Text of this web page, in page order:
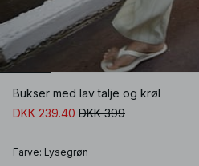
Bukser med lav talje og krøl
DKK 239.40 DKK 399
Farve: Lysegrøn